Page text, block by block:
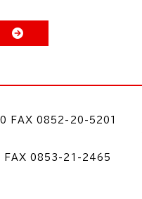
FAX 0852-20-5201
FAX 0853-21-2465